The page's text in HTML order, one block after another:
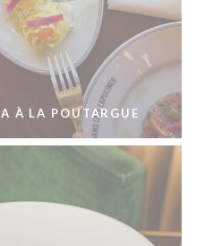
À LA POUTARGUE